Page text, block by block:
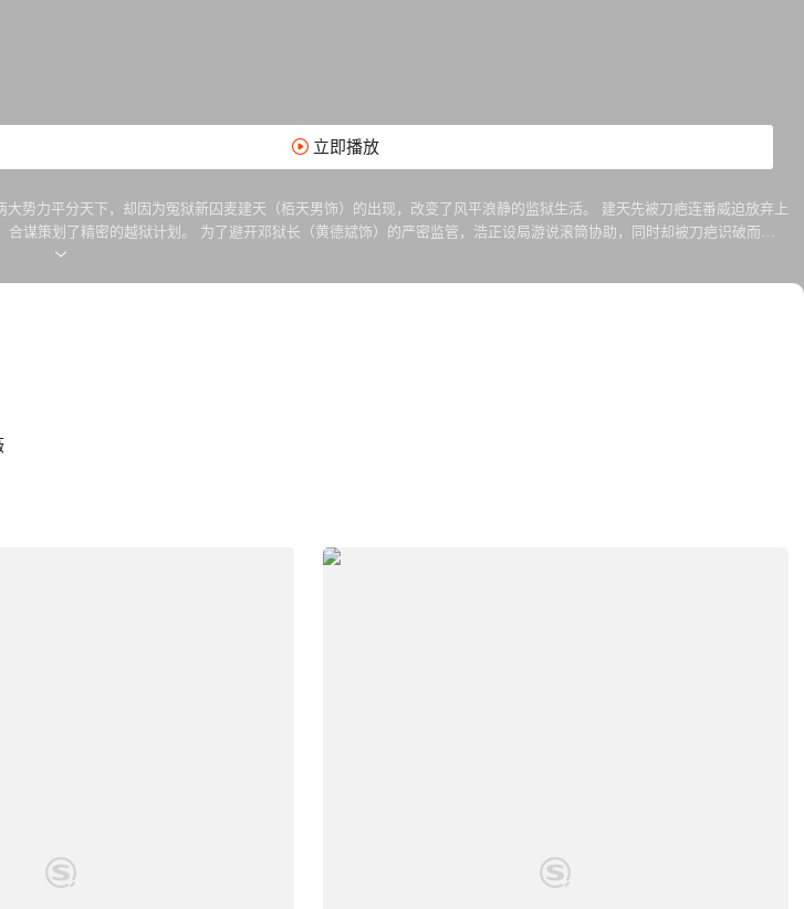
立即播放
势力平分天下，却因为冤狱新囚麦建天（栢天男饰）的出现，改变了风平浪静的监狱生活。 建天先被刀疤连番威迫放弃上
谋策划了精密的越狱计划。 为了避开邓狱长（黄德斌饰）的严密监管，浩正设局游说滚筒协助，同时却被刀疤识破而被